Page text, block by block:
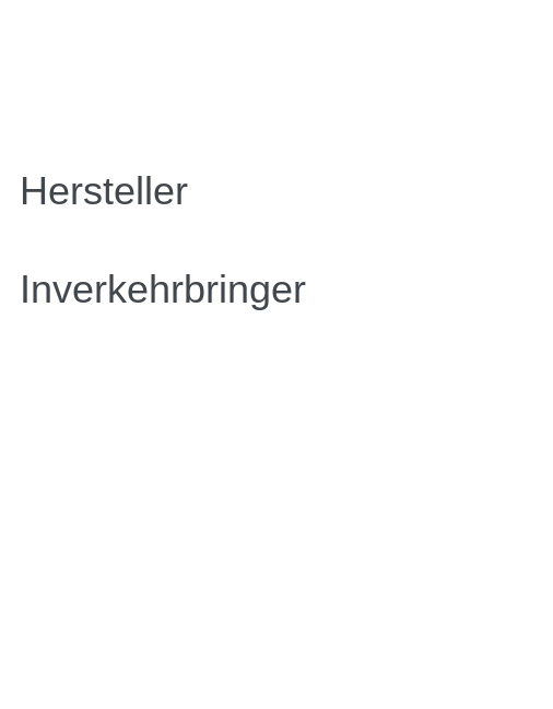
Hersteller
Inverkehrbringer